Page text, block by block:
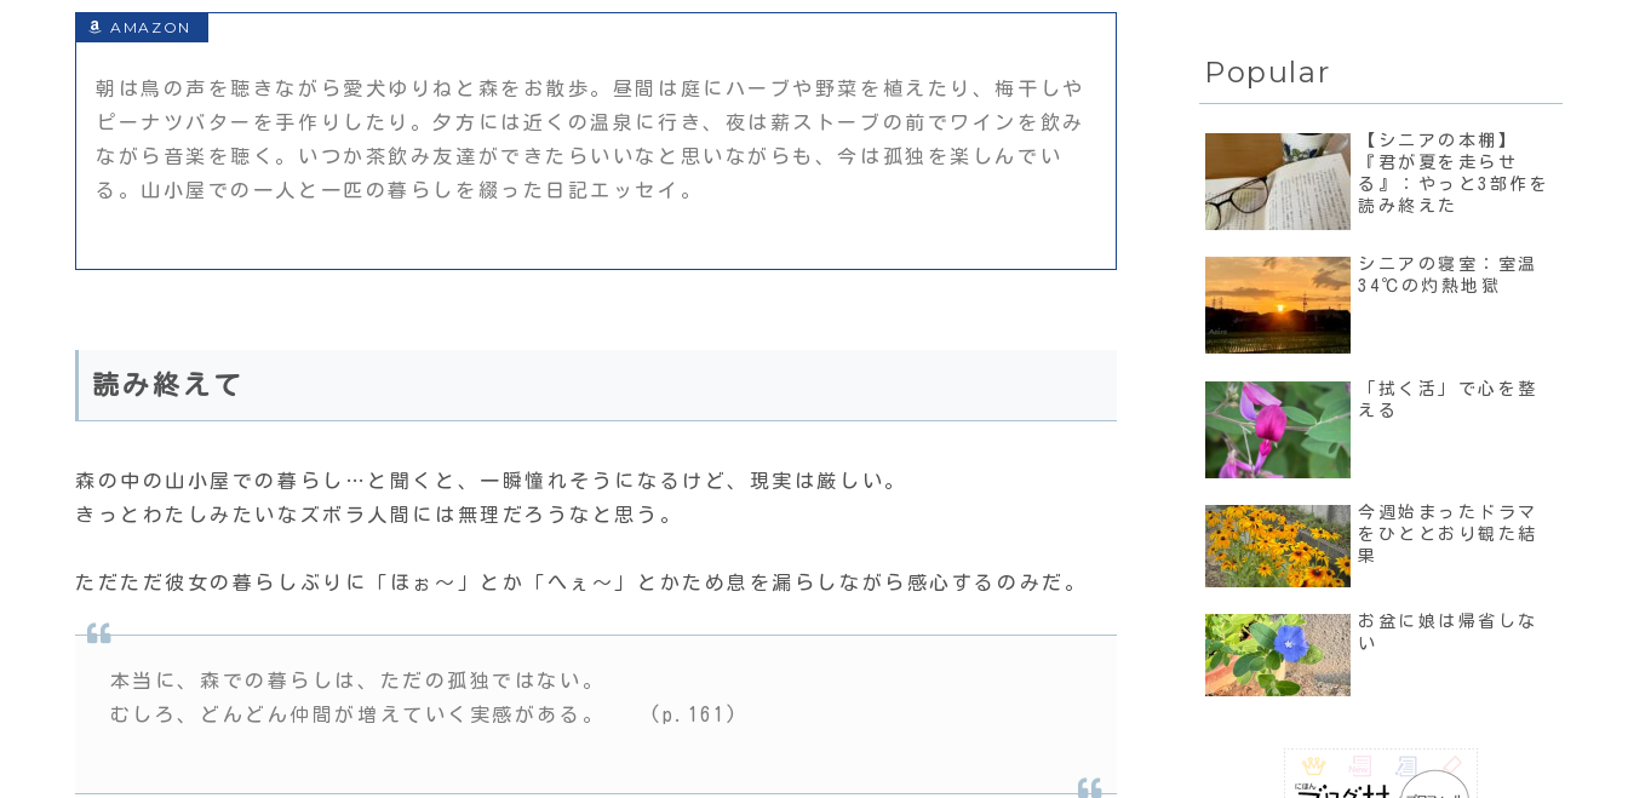
朝は鳥の声を聴きながら愛犬ゆりねと森をお散歩。昼間は庭にハーブや野菜を植えたり、梅干しや
ピーナツバターを手作りしたり。夕方には近くの温泉に行き、夜は薪ストーブの前でワインを飲み
ながら音楽を聴く。いつか茶飲み友達ができたらいいなと思いながらも、今は孤独を楽しんでい
る。山小屋での一人と一匹の暮らしを綴った日記エッセイ。
読み終えて
森の中の山小屋での暮らし…と聞くと、一瞬憧れそうになるけど、現実は厳しい。
きっとわたしみたいなズボラ人間には無理だろうなと思う。
ただただ彼女の暮らしぶりに「ほぉ〜」とか「へぇ〜」とかため息を漏らしながら感心するのみだ。
本当に、森での暮らしは、ただの孤独ではない。
むしろ、どんどん仲間が増えていく実感がある。 (p.161)
Popular
【シニアの本棚】
『君が夏を走らせ
る』：やっと3部作を
読み終えた
シニアの寝室：室温
34℃の灼熱地獄
「拭く活」で心を整
える
今週始まったドラマ
をひととおり観た結
果
お盆に娘は帰省しな
い